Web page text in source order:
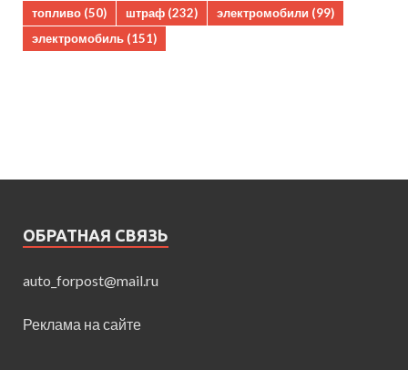
топливо (50) штраф (232) электромобили (99)
электромобиль (151)
ОБРАТНАЯ СВЯЗЬ
auto_forpost@mail.ru
Реклама на сайте